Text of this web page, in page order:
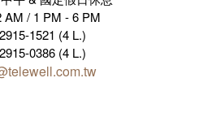
AM / 1 PM - 6 PM
1521 (4 L.)
0386 (4 L.)